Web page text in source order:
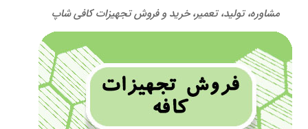
مشاوره، تولید، تعمیر، خرید و فروش تجهیزات کافی شاپ